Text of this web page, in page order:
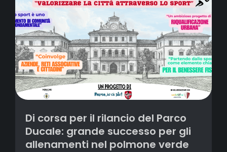
Di corsa per il rilancio del Parco
Ducale: grande successo per gli
allenamenti nel polmone verde